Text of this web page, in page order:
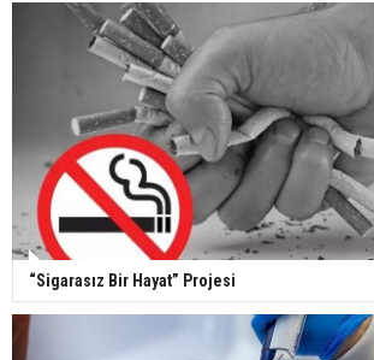
“Sigarasız Bir Hayat” Projesi